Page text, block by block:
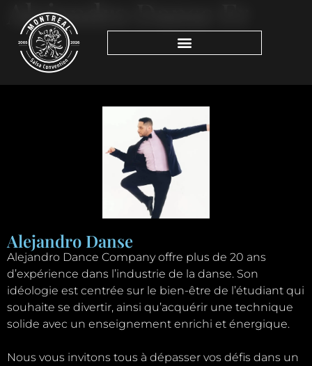
Alejandro Danse Fr
Alejandro Danse
Alejandro Dance Company offre plus de 20 ans
d’expérience dans l’industrie de la danse. Son
idéologie est centrée sur le bien-être de l’étudiant qui
souhaite se divertir, ainsi qu’acquérir une technique
solide avec un enseignement enrichi et énergique.
Nous vous invitons tous à dépasser vos défis dans un